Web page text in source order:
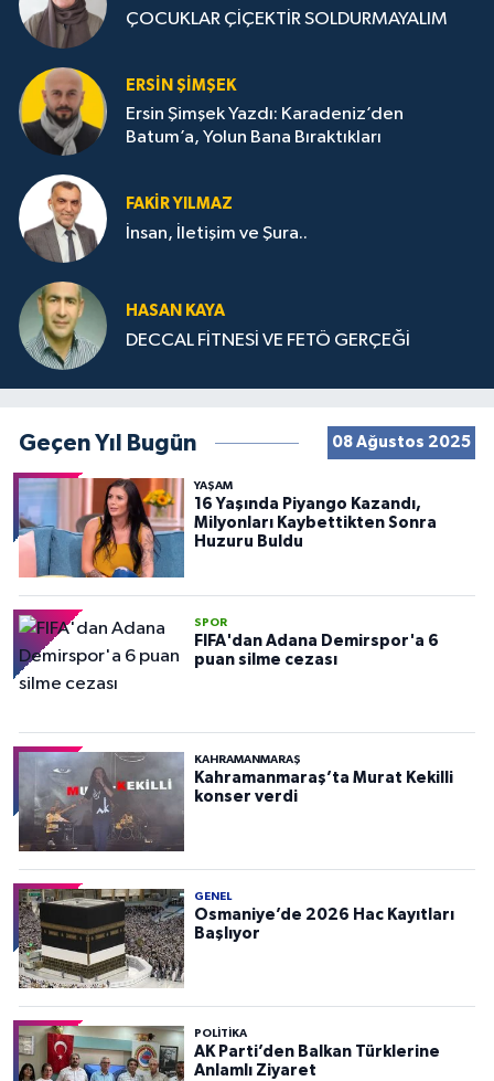
ÇOCUKLAR ÇİÇEKTİR SOLDURMAYALIM
ERSIN ŞIMŞEK
Ersin Şimşek Yazdı: Karadeniz’den
Batum’a, Yolun Bana Bıraktıkları
FAKIR YILMAZ
İnsan, İletişim ve Şura..
HASAN KAYA
DECCAL FİTNESİ VE FETÖ GERÇEĞİ
Geçen Yıl Bugün 08 Ağustos 2025
YAŞAM
16 Yaşında Piyango Kazandı,
Milyonları Kaybettikten Sonra
Huzuru Buldu
SPOR
FIFA'dan Adana Demirspor'a 6
puan silme cezası
KAHRAMANMARAŞ
Kahramanmaraş’ta Murat Kekilli
konser verdi
GENEL
Osmaniye’de 2026 Hac Kayıtları
Başlıyor
POLITIKA
AK Parti’den Balkan Türklerine
Anlamlı Ziyaret